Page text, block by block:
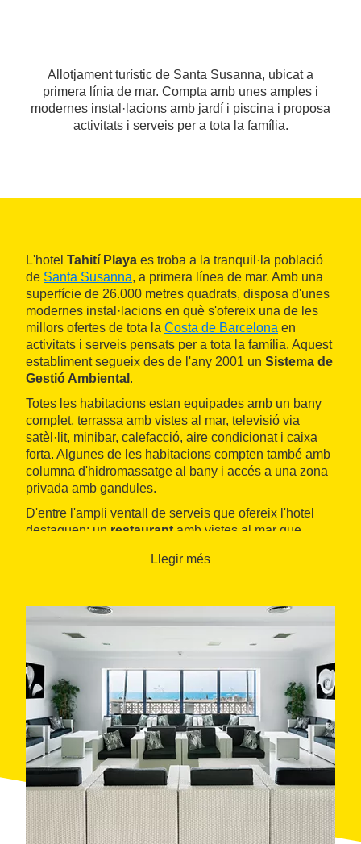
Allotjament turístic de Santa Susanna, ubicat a
primera línia de mar. Compta amb unes amples i
modernes instal·lacions amb jardí i piscina i proposa
activitats i serveis per a tota la família.
L'hotel Tahití Playa es troba a la tranquil·la població
de Santa Susanna, a primera línea de mar. Amb una
superfície de 26.000 metres quadrats, disposa d'unes
modernes instal·lacions en què s'ofereix una de les
millors ofertes de tota la Costa de Barcelona en
activitats i serveis pensats per a tota la família. Aquest
establiment segueix des de l'any 2001 un Sistema de
Gestió Ambiental .
Totes les habitacions estan equipades amb un bany
complet, terrassa amb vistes al mar, televisió via
satèl·lit, minibar, calefacció, aire condicionat i caixa
forta. Algunes de les habitacions compten també amb
columna d'hidromassatge al bany i accés a una zona
privada amb gandules.
D'entre l'ampli ventall de serveis que ofereix l'hotel
destaquen: un restaurant amb vistes al mar que
piscina de grans dimensions
d'animació, sala de ball, una sala polivalent,
perruqueria i aparcament.
Llegir més